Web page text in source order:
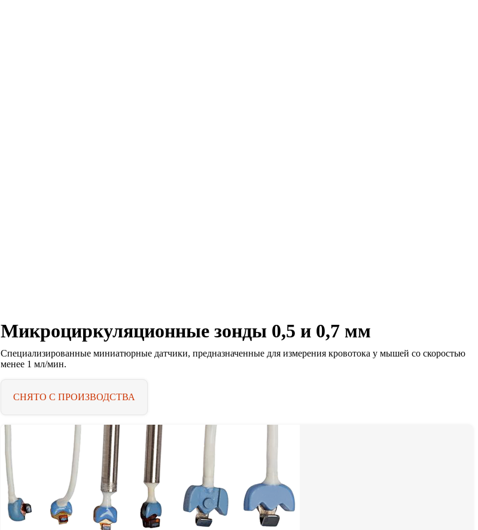
Микроциркуляционные зонды 0,5 и 0,7 мм
Специализированные миниатюрные датчики, предназначенные для измерения кровотока у мышей со скоростью
менее 1 мл/мин.
СНЯТО С ПРОИЗВОДСТВА